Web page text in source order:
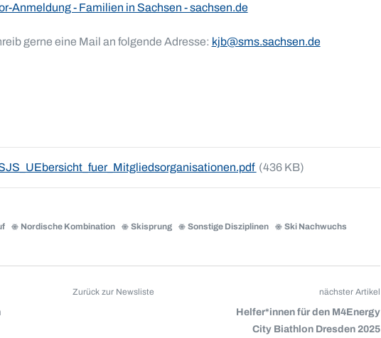
Anmeldung - Familien in Sachsen - sachsen.de
gerne eine Mail an folgende Adresse: kjb@sms.sachsen.de
(436 KB)
Nordische Kombination Skisprung Sonstige Disziplinen Ski Nachwuchs
nächster Artikel
Helfer*innen für den M4Energy
City Biathlon Dresden 2025
Zurück zur Newsliste